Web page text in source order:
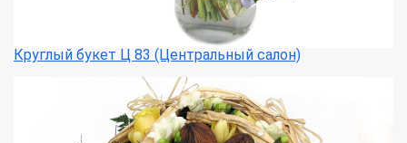
Круглый букет Ц 83 (Центральный салон)